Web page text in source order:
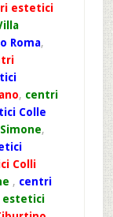
estetici
Roma,
, centri
Colle
,
Colli
, centri
estetici